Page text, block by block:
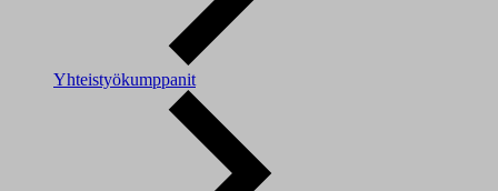
Yhteistyökumppanit